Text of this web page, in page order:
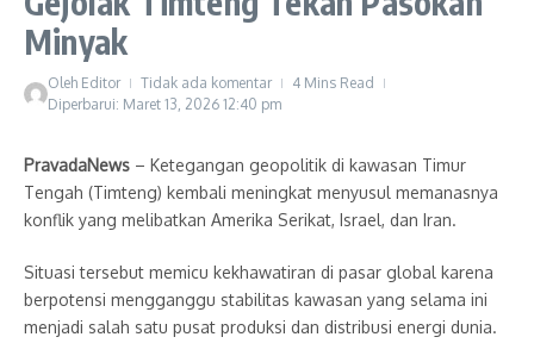
Minyak
Oleh Editor Tidak ada komentar
4 Mins Read
Diperbarui: Maret 13, 2026 12:40 pm
PravadaNews – Ketegangan geopolitik di kawasan Timur
Tengah (Timteng) kembali meningkat menyusul memanasnya
konflik yang melibatkan Amerika Serikat, Israel, dan Iran.
Situasi tersebut memicu kekhawatiran di pasar global karena
berpotensi mengganggu stabilitas kawasan yang selama ini
menjadi salah satu pusat produksi dan distribusi energi dunia.